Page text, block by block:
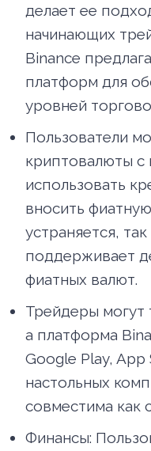
делает ее
начинающих
Binance
платформ для
уровней
Пользователи
криптовалюты с
использовать
вносить
устраняется,
поддерживает
фиатных валют.
Трейдеры могут
а платформа
Google Play, App
настольных
совместима как
Финансы: